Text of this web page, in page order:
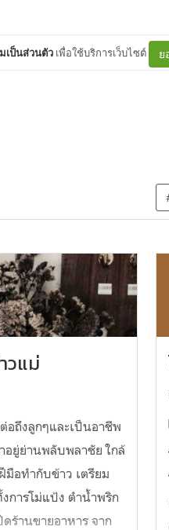
เป็นส่วนตัว เพื่อใช้บริการเว็บไซต์ ย
วแม่
อถึงลูกๆและเป็นอาชีพ
อยู่ย่านพลับพลาชัย ใกล้
มือทำกับข้าว เตรียม
การโม่แป้ง ตำน้ำพริก
ร้านขายอาหาร จาก